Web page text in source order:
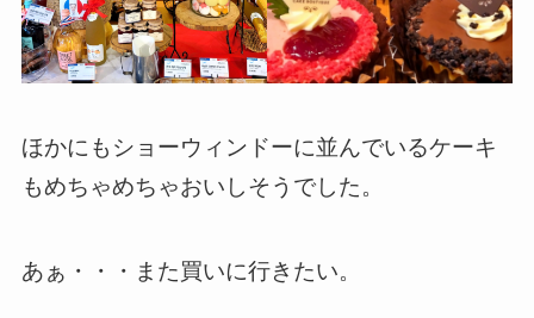
ほかにもショーウィンドーに並んでいるケーキ
もめちゃめちゃおいしそうでした。
あぁ・・・また買いに行きたい。